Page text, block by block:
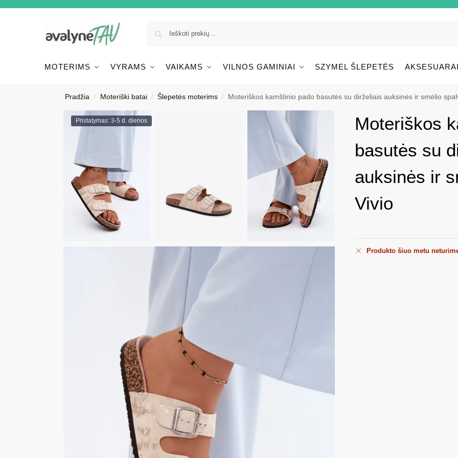
MOTERIMS VYRAMS VAIKAMS VILNOS GAMINIAI SZYMEL ŠLEPETĖS
Pradžia / Moteriški batai / Šlepetės moterims / Moteriškos kamštinio pado basutės su dirželiais auksinės ir smėlio
Pristatymas: 3-5 d. dienos
Moteriškos
basutės su
auksinės ir
Vivio
Produkto šiuo metu